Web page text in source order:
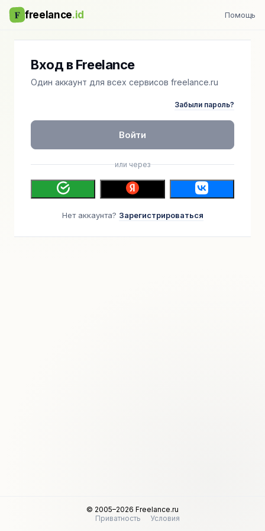
F freelance.id Помощь
Вход в Freelance
Один аккаунт для всех сервисов freelance.ru
Забыли пароль?
Войти
или через
Нет аккаунта? Зарегистрироваться
© 2005–2026 Freelance.ru
Приватность
Условия